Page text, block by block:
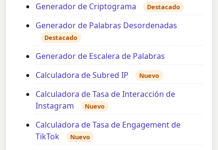
Generador de Criptograma Destacado
Generador de Palabras Desordenadas
Destacado
Generador de Escalera de Palabras
Calculadora de Subred IP
Nuevo
Calculadora de Tasa de Interacción de
Instagram
Nuevo
Calculadora de Tasa de Engagement de
TikTok
Nuevo